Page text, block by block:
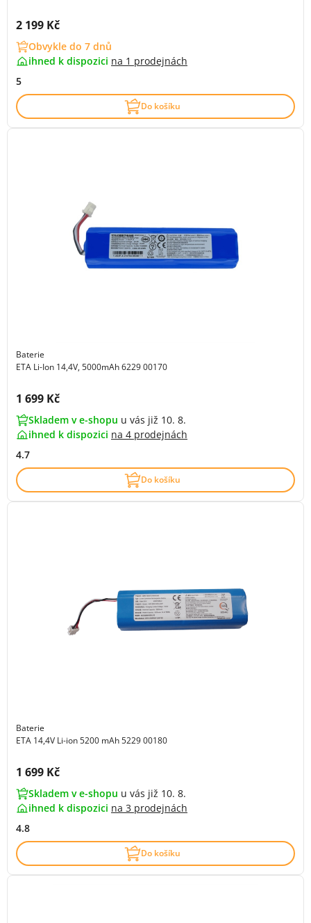
Cena s DPH:
2 199 Kč
Obvykle do 7 dnů
ihned k dispozici na 1 prodejnách
5
Do košíku
Baterie
ETA Li-Ion 14,4V, 5000mAh 6229 00170
Cena s DPH:
1 699 Kč
Skladem v e-shopu u vás již 10. 8.
ihned k dispozici na 4 prodejnách
4.7
Do košíku
Baterie
ETA 14,4V Li-ion 5200 mAh 5229 00180
Cena s DPH:
1 699 Kč
Skladem v e-shopu u vás již 10. 8.
ihned k dispozici na 3 prodejnách
4.8
Do košíku